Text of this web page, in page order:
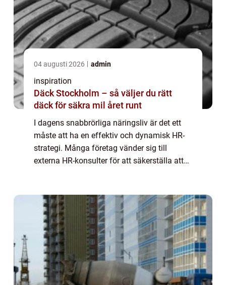
04 augusti 2026 admin
inspiration
Däck Stockholm – så väljer du rätt
däck för säkra mil året runt
I dagens snabbrörliga näringsliv är det ett
måste att ha en effektiv och dynamisk HR-
strategi. Många företag vänder sig till
externa HR-konsulter för att säkerställa att